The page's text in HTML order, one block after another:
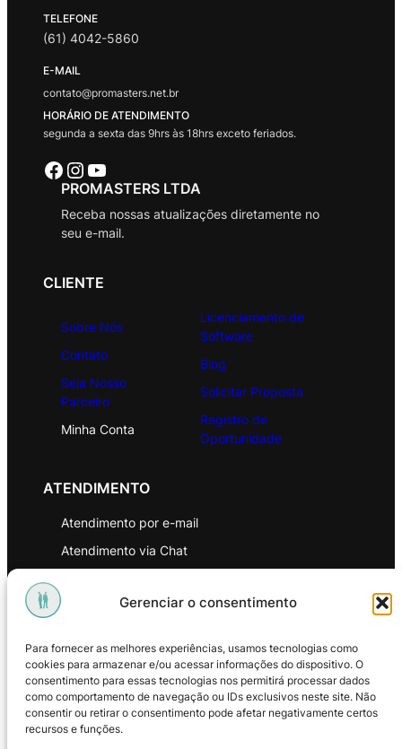
Gerenciar o consentimento
Para fornecer as melhores experiências, usamos tecnologias como
cookies para armazenar e/ou acessar informações do dispositivo. O
consentimento para essas tecnologias nos permitirá processar dados
como comportamento de navegação ou IDs exclusivos neste site. Não
consentir ou retirar o consentimento pode afetar negativamente certos
recursos e funções.
TELEFONE
(61) 4042-5860
E-MAIL
contato@promasters.net.br
HORÁRIO DE ATENDIMENTO
segunda a sexta das 9hrs às 18hrs exceto feriados.
Facebook Instagram Youtube
PROMASTERS LTDA
Receba nossas atualizações diretamente no
seu e-mail.
CLIENTE
Sobre Nós
Contato
Seja Nosso
Parceiro
Minha Conta
Licenciamento de
Software
Blog
Solicitar Proposta
Registro de
Oportunidade
ATENDIMENTO
Atendimento por e-mail
Atendimento via Chat
Política de Privacidade
Política de Troca e Devoluções
Política de Reembolso